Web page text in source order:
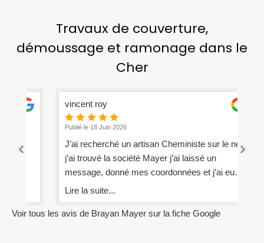
Travaux de couverture,
démoussage et ramonage dans le
Cher
vincent roy
Publié le 18 Juin 2026
J’ai recherché un artisan Cheministe sur le net
j’ai trouvé la société Mayer j’ai laissé un
message, donné mes coordonnées et j’ai eu
un contact la journée même (ce qui est rare de
nos jours). Nous nous sommes rencontrés et
nous avons discuté de ma cheminée et voilà
Lire la suite...
Voir tous les avis de Brayan Mayer sur la fiche Google